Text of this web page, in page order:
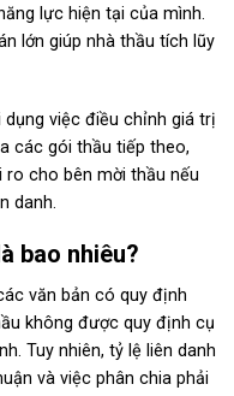
lực hiện tại của mình.
lớn giúp nhà thầu tích lũy
việc điều chỉnh giá trị
các gói thầu tiếp theo,
ro cho bên mời thầu nếu
danh.
bao nhiêu?
văn bản có quy định
không được quy định cụ
Tuy nhiên, tỷ lệ liên danh
và việc phân chia phải